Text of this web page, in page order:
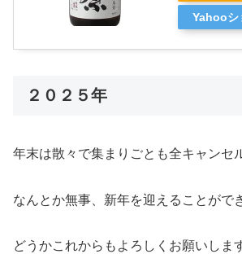
Yahooシ
２０２５年
年末は散々で集まりごとも全キャンセ
なんとか無事、新年を迎えることがで
どうかこれからもよろしくお願いしま